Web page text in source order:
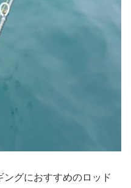
ングにおすすめのロッド